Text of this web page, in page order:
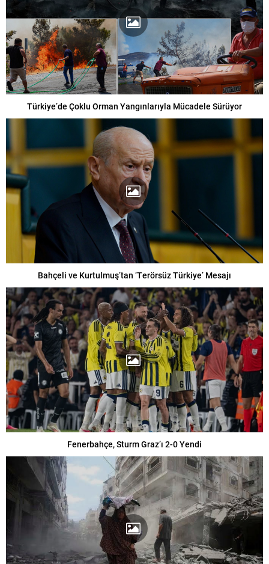
Türkiye’de Çoklu Orman Yangınlarıyla Mücadele Sürüyor
Bahçeli ve Kurtulmuş’tan ‘Terörsüz Türkiye’ Mesajı
Fenerbahçe, Sturm Graz’ı 2-0 Yendi